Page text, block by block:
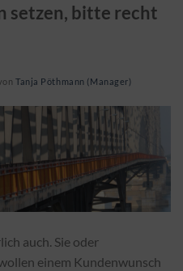
setzen, bitte recht
Tanja Pöthmann (Manager)
auch. Sie oder
einem Kundenwunsch